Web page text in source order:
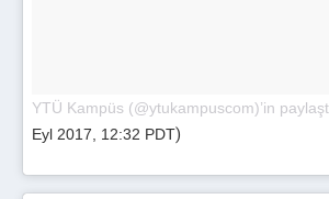
YTÜ Kampüs (@ytukampuscom)’in
Eyl 2017, 12:32 PDT)